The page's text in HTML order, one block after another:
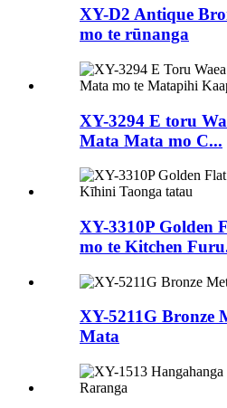
XY-D2 Antique
mo te rūnanga
XY-3294 E toru
Mata Mata mo C...
XY-3310P Golden
mo te Kitchen
XY-5211G Bronze
Mata